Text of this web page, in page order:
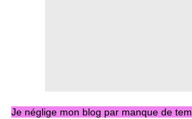
Je néglige mon blog par manque de